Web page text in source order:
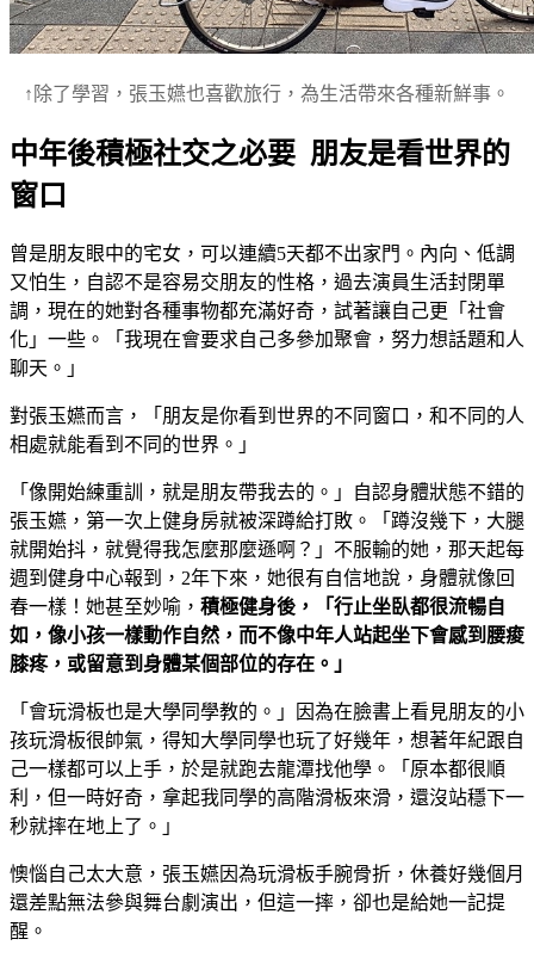
↑除了學習，張玉嬿也喜歡旅行，為生活帶來各種新鮮事。
中年後積極社交之必要 朋友是看世界的
窗口
曾是朋友眼中的宅女，可以連續5天都不出家門。內向、低調
又怕生，自認不是容易交朋友的性格，過去演員生活封閉單
調，現在的她對各種事物都充滿好奇，試著讓自己更「社會
化」一些。「我現在會要求自己多參加聚會，努力想話題和人
聊天。」
對張玉嬿而言，「朋友是你看到世界的不同窗口，和不同的人
相處就能看到不同的世界。」
「像開始練重訓，就是朋友帶我去的。」自認身體狀態不錯的
張玉嬿，第一次上健身房就被深蹲給打敗。「蹲沒幾下，大腿
就開始抖，就覺得我怎麼那麼遜啊？」不服輸的她，那天起每
週到健身中心報到，2年下來，她很有自信地說，身體就像回
春一樣！她甚至妙喻， 積極健身後，「行止坐臥都很流暢自
如，像小孩一樣動作自然，而不像中年人站起坐下會感到腰痠
膝疼，或留意到身體某個部位的存在。」
「會玩滑板也是大學同學教的。」因為在臉書上看見朋友的小
孩玩滑板很帥氣，得知大學同學也玩了好幾年，想著年紀跟自
己一樣都可以上手，於是就跑去龍潭找他學。「原本都很順
利，但一時好奇，拿起我同學的高階滑板來滑，還沒站穩下一
秒就摔在地上了。」
懊惱自己太大意，張玉嬿因為玩滑板手腕骨折，休養好幾個月
還差點無法參與舞台劇演出，但這一摔，卻也是給她一記提
醒。